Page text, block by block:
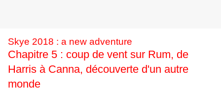
Skye 2018 : a new adventure
Chapitre 5 : coup de vent sur Rum, de
Harris à Canna, découverte d'un autre
monde